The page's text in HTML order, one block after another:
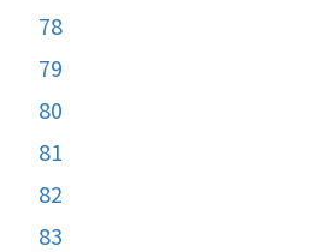
78
79
80
81
82
83